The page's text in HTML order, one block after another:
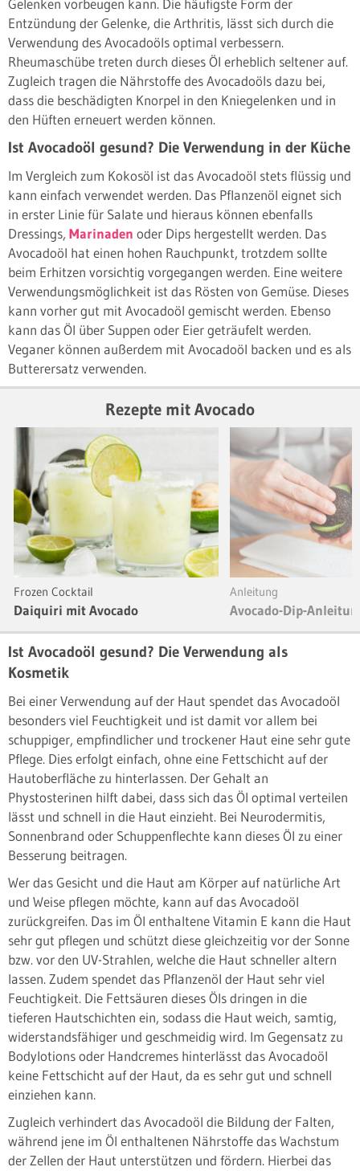
Gelenken vorbeugen kann. Die häufigste Form der
Entzündung der Gelenke, die Arthritis, lässt sich durch die
Verwendung des Avocadoöls optimal verbessern.
Rheumaschübe treten durch dieses Öl erheblich seltener auf.
Zugleich tragen die Nährstoffe des Avocadoöls dazu bei,
dass die beschädigten Knorpel in den Kniegelenken und in
den Hüften erneuert werden können.
Ist Avocadoöl gesund? Die Verwendung in der Küche
Im Vergleich zum Kokosöl ist das Avocadoöl stets flüssig und
kann einfach verwendet werden. Das Pflanzenöl eignet sich
in erster Linie für Salate und hieraus können ebenfalls
Dressings, Marinaden oder Dips hergestellt werden. Das
Avocadoöl hat einen hohen Rauchpunkt, trotzdem sollte
beim Erhitzen vorsichtig vorgegangen werden. Eine weitere
Verwendungsmöglichkeit ist das Rösten von Gemüse. Dieses
kann vorher gut mit Avocadoöl gemischt werden. Ebenso
kann das Öl über Suppen oder Eier geträufelt werden.
Veganer können außerdem mit Avocadoöl backen und es als
Butterersatz verwenden.
Rezepte mit Avocado
Frozen Cocktail
Daiquiri mit Avocado
Anleitung
Avocado-Dip-
Ist Avocadoöl gesund? Die Verwendung als
Kosmetik
Bei einer Verwendung auf der Haut spendet das Avocadoöl
besonders viel Feuchtigkeit und ist damit vor allem bei
schuppiger, empfindlicher und trockener Haut eine sehr gute
Pflege. Dies erfolgt einfach, ohne eine Fettschicht auf der
Hautoberfläche zu hinterlassen. Der Gehalt an
Phystosterinen hilft dabei, dass sich das Öl optimal verteilen
lässt und schnell in die Haut einzieht. Bei Neurodermitis,
Sonnenbrand oder Schuppenflechte kann dieses Öl zu einer
Besserung beitragen.
Wer das Gesicht und die Haut am Körper auf natürliche Art
und Weise pflegen möchte, kann auf das Avocadoöl
zurückgreifen. Das im Öl enthaltene Vitamin E kann die Haut
sehr gut pflegen und schützt diese gleichzeitig vor der Sonne
bzw. vor den UV-Strahlen, welche die Haut schneller altern
lassen. Zudem spendet das Pflanzenöl der Haut sehr viel
Feuchtigkeit. Die Fettsäuren dieses Öls dringen in die
tieferen Hautschichten ein, sodass die Haut weich, samtig,
widerstandsfähiger und geschmeidig wird. Im Gegensatz zu
Bodylotions oder Handcremes hinterlässt das Avocadoöl
keine Fettschicht auf der Haut, da es sehr gut und schnell
einziehen kann.
Zugleich verhindert das Avocadoöl die Bildung der Falten,
während jene im Öl enthaltenen Nährstoffe das Wachstum
der Zellen der Haut unterstützen und fördern. Hierbei das